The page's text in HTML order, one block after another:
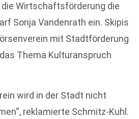
Wirtschaftsförderung die
Sonja Vandenrath ein. Skipis
mit Stadtförderung
Thema Kulturanspruch
wird in der Stadt nicht
reklamierte Schmitz-Kuhl.